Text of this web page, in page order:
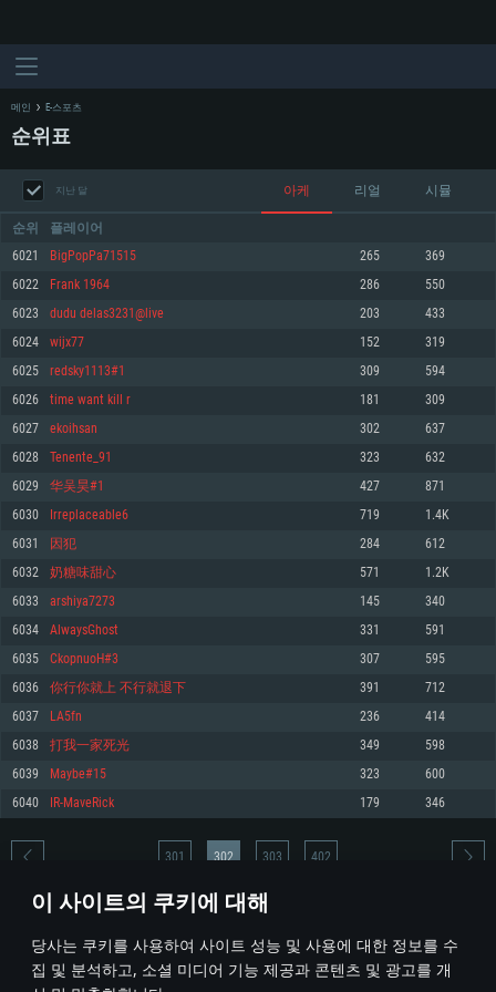
이 사이트의 쿠키에 대해
당사는 쿠키를 사용하여 사이트 성능 및 사용에 대한 정보를 수
집 및 분석하고, 소셜 미디어 기능 제공과 콘텐츠 및 광고를 개
최소사양
운영체제: Windows 10 (64 bit)
프로세서: 2.2 GHz 듀얼코어 이상
메모리: 4GB
그래픽 카드: DirectX 11 이상을 지원하는 AMD Radeon 77XX / NVIDIA
GeForce GT 660. 최소 사양 해상도: 720p
네트워크: 브로드밴드 인터넷
여유 저장 공간: 22.1 GB (최소 클라이언트)
권장 사양
570 혹은 그 이상
여유 저장 공간: 62.2 GB (전체 클라이언트)
최소사양
운영체제: Mac OS Big Sur 11.0
프로세서: 최소 2.2 GHz의 Core i5 (Intel Xeon 은 지원하지 않습니다)
메모리: 6 GB
그래픽 카드: Metal 을 지원하는 Intel Iris Pro 5200 (Mac), 혹은 이와 비슷한 성
능을 가지는 Mac 버전의 AMD/Nvidia. 최소 해상도: 720p
네트워크: 브로드밴드 인터넷
여유 저장 공간: 22.1 GB (최소 클라이언트)
권장 사양
네트워크: 브로드밴드 인터넷
여유 저장 공간: 62.2 GB (전체 클라이언트)
최소사양
운영체제: 64bit Linux 중 최신 버전
프로세서: 2.4 GHz 듀얼코어
메모리: 4 GB
그래픽 카드: Vulkan 을 지원하고, 최신 그래픽 드라이버를 지원하는 NVIDIA
660 (6개월 미만) 혹은 그와 동급의 성능을 가지며 최신 그래픽 드라이버를 지
원하는 AMD (6개월 미만; 최소사양 지원 해상도 720p)
네트워크: 브로드밴드 인터넷
여유 저장 공간: 22.1 GB (최소 클라이언트)
권장 사양
운영체제: Ubuntu 20.04 64bit
프로세서: Intel Core i7
메모리: 16 GB
그래픽 카드: Vulkan 을 지원하고, 최신 그래픽 드라이버를 지원하는 NVIDIA
1060 (6개월 미만) 혹은 그와 동급의 성능을 가지며 최신 그래픽 드라이버를
지원하는 AMD RX 570 (6개월 미만; 최소사양 지원 해상도 720p) 이상
여유 저장 공간: 62.2 GB (전체 클라이언트)
메인 E-스포츠
순위표
지난 달 아케 리얼 시뮬
순위 플레이어
6021 BigPopPa71515 265 369
6022 Frank 1964 286 550
6023 dudu delas3231@live 203 433
6024 wijx77 152 319
6025 redsky1113#1 309 594
6026 time want kill r 181 309
6027 ekoihsan 302 637
6028 Tenente_91 323 632
6029 华吴昊#1 427 871
6030 Irreplaceable6 719 1.4K
6031 因犯 284 612
6032 奶糖味甜心 571 1.2K
6033 arshiya7273 145 340
6034 AlwaysGhost 331 591
6035 CkopnuoH#3 307 595
6036 你行你就上 不行就退下 391 712
6037 LA5fn 236 414
6038 打我一家死光 349 598
6039 Maybe#15 323 600
6040 IR-MaveRick 179 346
* 순위표는 매일 1회 갱신됩니다
301 302 303 402